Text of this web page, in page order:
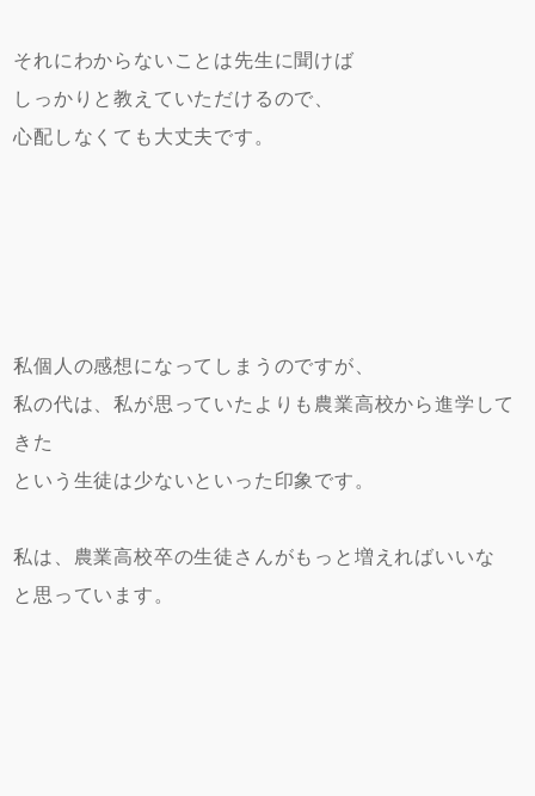
それにわからないことは先生に聞けば
しっかりと教えていただけるので、
心配しなくても大丈夫です。
私個人の感想になってしまうのですが、
私の代は、私が思っていたよりも農業高校から進学して
きた
という生徒は少ないといった印象です。
私は、農業高校卒の生徒さんがもっと増えればいいな
と思っています。